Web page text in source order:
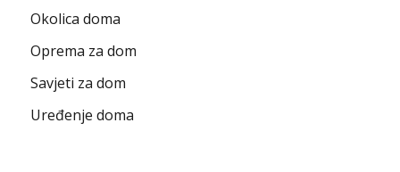
Okolica doma
Oprema za dom
Savjeti za dom
Uređenje doma